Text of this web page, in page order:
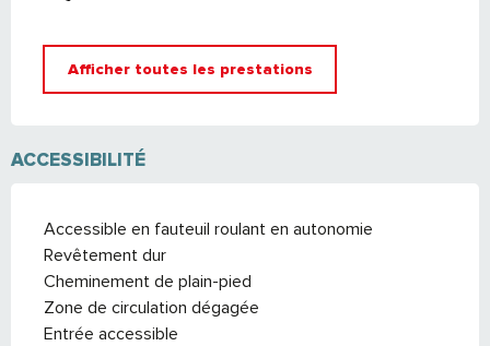
Afficher toutes les prestations
ACCESSIBILITÉ
Accessible en fauteuil roulant en autonomie
Revêtement dur
Cheminement de plain-pied
Zone de circulation dégagée
Entrée accessible